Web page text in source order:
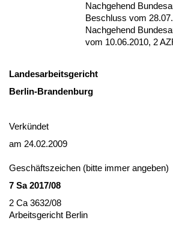
Nachgehend
Beschluss vom
Nachgehend
vom 10.06.2010, 2
Lan­des­ar­beits­ge­richt
Ber­lin-Bran­den­burg
Verkündet
am 24.02.2009
Geschäfts­zei­chen (bit­te im­mer an­ge­ben)
7 Sa 2017/08
2 Ca 3632/08
Ar­beits­ge­richt Ber­lin